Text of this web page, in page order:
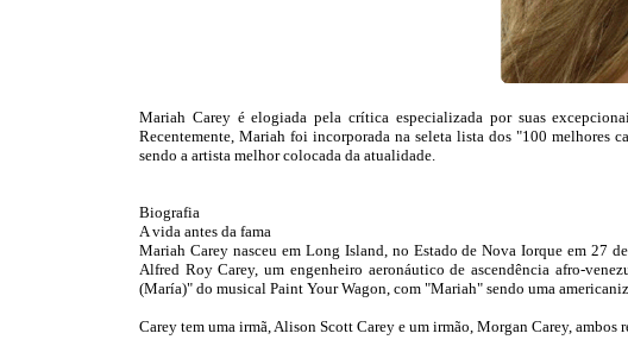
Mariah Carey é elogiada pela crítica especializada por suas
Recentemente, Mariah foi incorporada na seleta lista dos "100 melhores
sendo a artista melhor colocada da atualidade.
Biografia
A vida antes da fama
Mariah Carey nasceu em Long Island, no Estado de Nova Iorque em 27
Alfred Roy Carey, um engenheiro aeronáutico de ascendência afro-
(María)" do musical Paint Your Wagon, com "Mariah" sendo uma
Carey tem uma irmã, Alison Scott Carey e um irmão, Morgan Carey, ambos